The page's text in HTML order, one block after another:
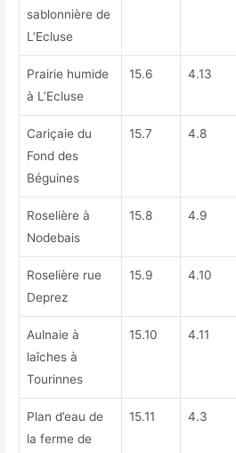
sablonnière de
L’Ecluse
Prairie humide
à L’Ecluse
15.6 4.13
Cariçaie du
Fond des
Béguines
15.7 4.8
Roselière à
Nodebais
15.8 4.9
Roselière rue
Deprez
15.9 4.10
Aulnaie à
laîches à
Tourinnes
15.10 4.11
Plan d’eau de
la ferme de
15.11 4.3